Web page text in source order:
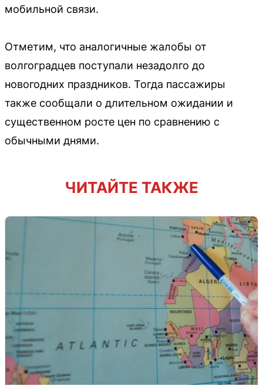
мобильной связи.
Отметим, что аналогичные жалобы от
волгоградцев поступали незадолго до
новогодних праздников. Тогда пассажиры
также сообщали о длительном ожидании и
существенном росте цен по сравнению с
обычными днями.
ЧИТАЙТЕ ТАКЖЕ